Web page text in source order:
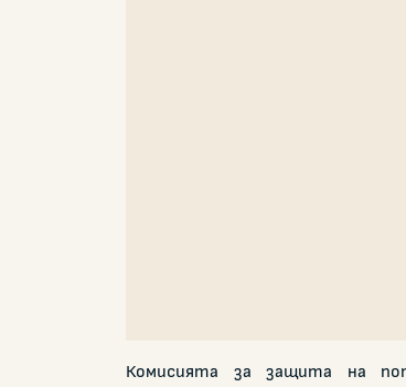
Комисията за защита на